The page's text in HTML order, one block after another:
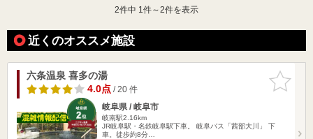
2件中 1件～2件を表示
近くのオススメ施設
お気に入
りに追加
六条温泉 喜多の湯
4.0点/ 20 件
岐阜県 / 岐阜市
岐南駅2.16km
JR岐阜駅・名鉄岐阜駅下車。 岐阜バス「茜部大川」 下
車。徒歩約8分…